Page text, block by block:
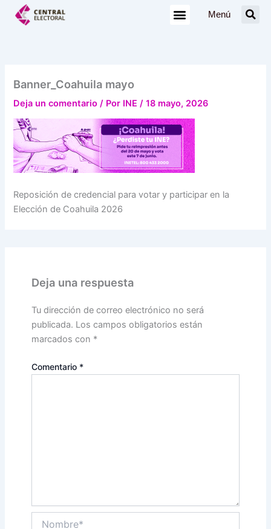
Menú
Banner_Coahuila mayo
Deja un comentario / Por INE/18 mayo, 2026
Reposición de credencial para votar y participar en la
Elección de Coahuila 2026
Deja una respuesta
Tu dirección de correo electrónico no será
publicada. Los campos obligatorios están
marcados con *
Comentario *